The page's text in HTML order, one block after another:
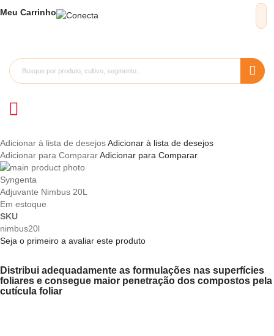
Meu Carrinho
Adicionar à lista de desejosAdicionar à lista de desejos
Adicionar para CompararAdicionar para Comparar
Pular
para
o
final
da
Galeria
de
Saltar
para
o
início
da
Galeria
imagens
Syngenta
Adjuvante Nimbus 20L
Em estoque
SKU
nimbus20l
Seja o primeiro a avaliar este produto
Distribui adequadamente as formulações nas superfícies
foliares e consegue maior penetração dos compostos pela
cutícula foliar